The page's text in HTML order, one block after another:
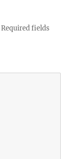
Required fields